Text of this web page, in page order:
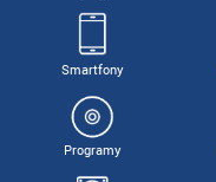
Smartfony
Programy